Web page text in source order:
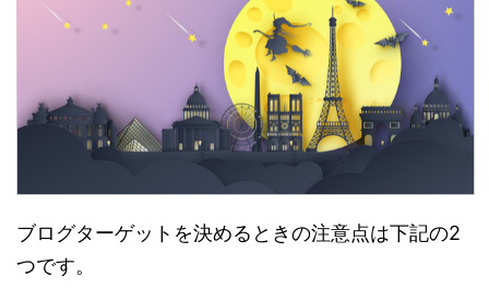
ブログターゲットを決めるときの注意点は下記の2
つです。